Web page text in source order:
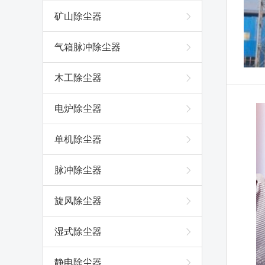
矿山除尘器
气箱脉冲除尘器
木工除尘器
电炉除尘器
单机除尘器
脉冲除尘器
旋风除尘器
湿式除尘器
静电除尘器